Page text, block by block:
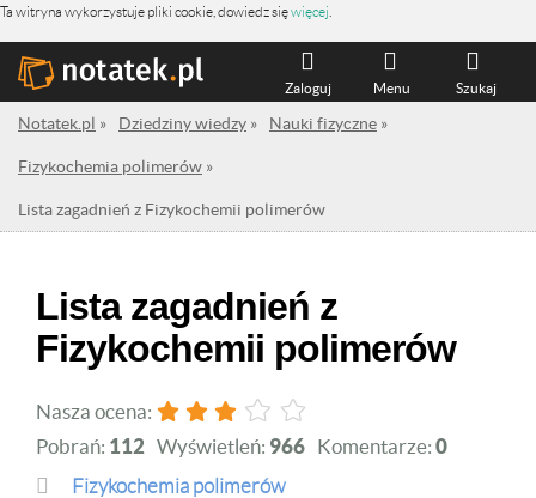
Ta witryna wykorzystuje pliki cookie, dowiedz sięwięcej
Szukaj
Menu
Zaloguj
Notatek.pl » Dziedziny wiedzy » Nauki fizyczne »
Fizykochemia polimerów »
Lista zagadnień z Fizykochemii polimerów
Lista zagadnień z
Fizykochemii polimerów
Nasza ocena:
Pobrań: 112 Wyświetleń: 966 Komentarze: 0
Fizykochemia polimerów